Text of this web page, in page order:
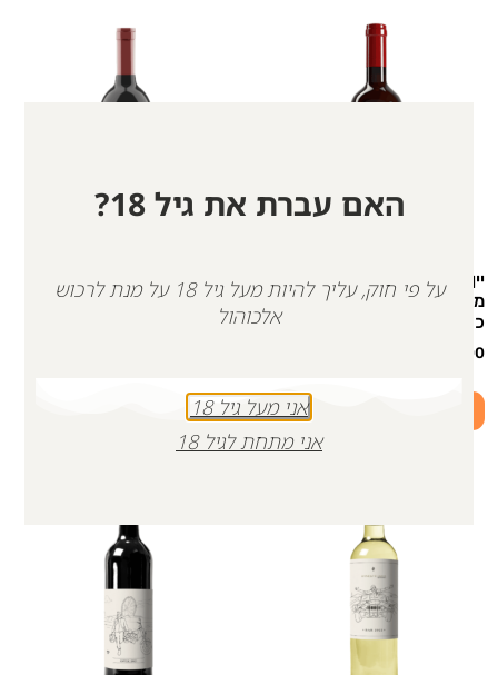
יין יוחאי בלנד אדום, פטי ורדו,
מורבדרה, קברנה סוביניון |
כשר
150.00
יין אדום לזכר ברק בן דוד |
כשר
הוספה לסל
האם עברת את גיל 18?
על פי חוק, עליך להיות מעל גיל 18 על מנת לרכוש
אלכוהול
אני מעל גיל 18
אני מתחת לגיל 18